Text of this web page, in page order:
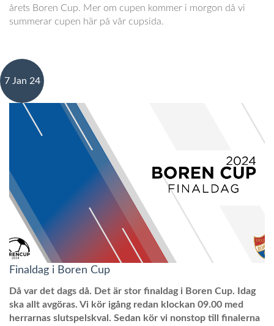
årets Boren Cup. Mer om cupen kommer i morgon då vi
summerar cupen här på vår cupsida.
7 Jan 24
Finaldag i Boren Cup
Då var det dags då. Det är stor finaldag i Boren Cup. Idag
ska allt avgöras. Vi kör igång redan klockan 09.00 med
herrarnas slutspelskval. Sedan kör vi nonstop till finalerna